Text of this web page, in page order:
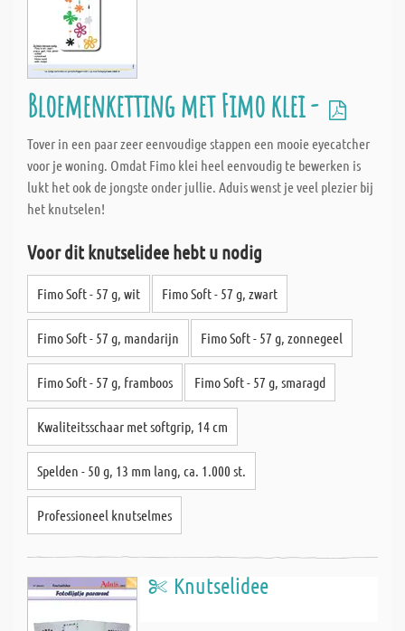
Bloemenketting met Fimo klei -
Tover in een paar zeer eenvoudige stappen een mooie eyecatcher
voor je woning. Omdat Fimo klei heel eenvoudig te bewerken is
lukt het ook de jongste onder jullie. Aduis wenst je veel plezier bij
het knutselen!
Voor dit knutselidee hebt u nodig
Fimo Soft - 57 g, wit Fimo Soft - 57 g, zwart
Fimo Soft - 57 g, mandarijn Fimo Soft - 57 g, zonnegeel
Fimo Soft - 57 g, framboos Fimo Soft - 57 g, smaragd
Kwaliteitsschaar met softgrip, 14 cm
Spelden - 50 g, 13 mm lang, ca. 1.000 st.
Professioneel knutselmes
Knutselidee